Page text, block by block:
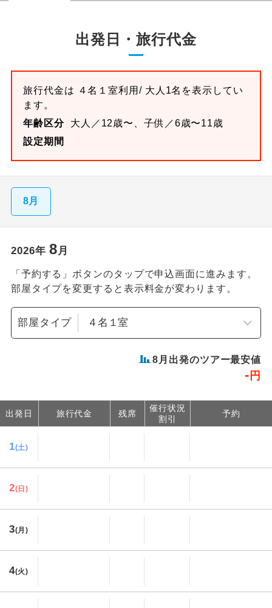
出発日・旅行代金
旅行代金は ４名１室利用/ 大人1名を表示してい
ます。
年齢区分
大人／12歳〜、子供／6歳〜11歳
設定期間
8月
2026年 8月
「予約する」ボタンのタップで申込画面に進みます。
部屋タイプを変更すると表示料金が変わります。
部屋タイプ
8 月出発のツアー最安値
- 円
出発日 旅行代金 残席
催行状況
割引
予約
1(土)
2(日)
3(月)
4(火)